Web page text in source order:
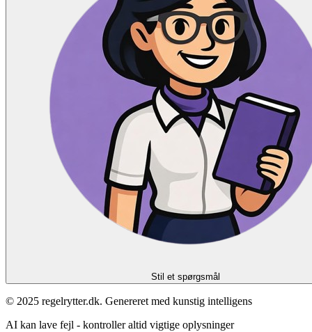
Stil et spørgsmål
© 2025 regelrytter.dk. Genereret med kunstig intelligens
AI kan lave fejl - kontroller altid vigtige oplysninger